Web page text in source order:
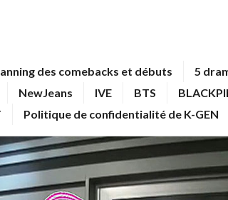
des comebacks et débuts
5
NewJeans IVE BTS
Politique de confidentialité de K-GEN